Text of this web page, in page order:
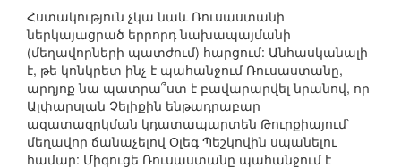
Հստակություն չկա նաև Ռուսաստանի
ներկայացրած երրորդ նախապայմանի
(մեղավորների պատժում) հարցում: Անհասկանալի
է, թե կոնկրետ ինչ է պահանջում Ռուսաստանը,
արդյոք նա պատրա՞ստ է բավարարվել նրանով, որ
Ալփարսլան Չելիքին ենթադրաբար
ազատազրկման կդատապարտեն Թուրքիայում`
մեղավոր ճանաչելով Օլեգ Պեշկովին սպանելու
համար: Միգուցե Ռուսաստանը պահանջում է